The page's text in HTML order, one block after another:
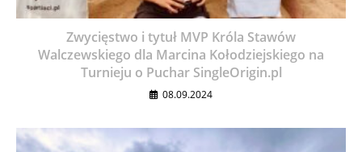
Zwycięstwo i tytuł MVP Króla Stawów
Walczewskiego dla Marcina Kołodziejskiego na
Turnieju o Puchar SingleOrigin.pl
08.09.2024